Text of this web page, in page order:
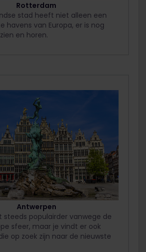
Rotterdam
stad heeft niet alleen een
havens van Europa, er is nog
en horen.
Antwerpen
steeds populairder vanwege de
sfeer, maar je vindt er ook
op zoek zijn naar de nieuwste